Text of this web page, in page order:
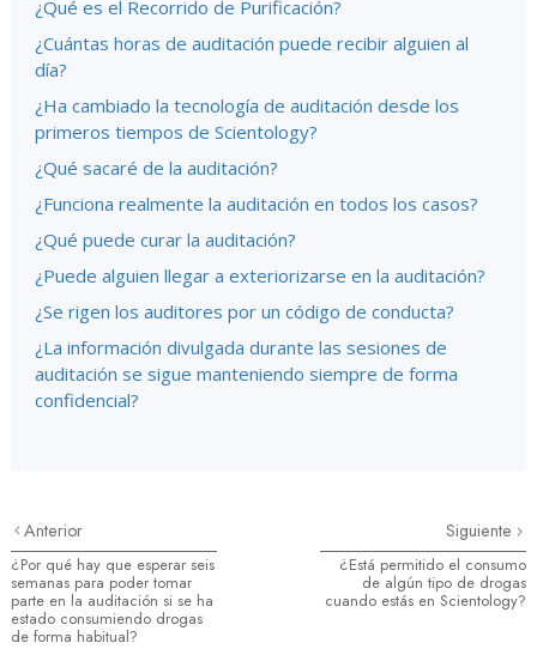
¿Qué es el Recorrido de Purificación?
¿Cuántas horas de auditación puede recibir alguien al
día?
¿Ha cambiado la tecnología de auditación desde los
primeros tiempos de Scientology?
¿Qué sacaré de la auditación?
¿Funciona realmente la auditación en todos los casos?
¿Qué puede curar la auditación?
¿Puede alguien llegar a exteriorizarse en la auditación?
¿Se rigen los auditores por un código de conducta?
¿La información divulgada durante las sesiones de
auditación se sigue manteniendo siempre de forma
confidencial?
Anterior
¿Por qué hay que esperar seis
semanas para poder tomar
parte en la auditación si se ha
estado consumiendo drogas
de forma habitual?
Siguiente
¿Está permitido el consumo
de algún tipo de drogas
cuando estás en Scientology?